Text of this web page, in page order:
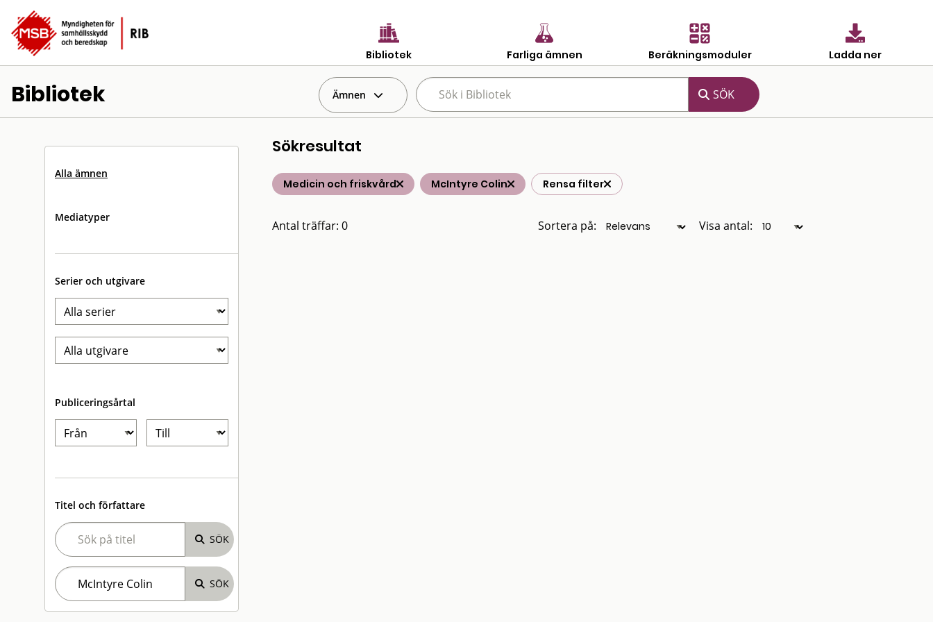
Bibliotek Farliga ämnen Beräkningsmoduler Ladda ner
Bibliotek Ämnen
Alla ämnen
Mediatyper
Serier och utgivare
Publiceringsårtal
Titel och författare
Sökresultat
Medicin och friskvård McIntyre Colin Rensa filter
Antal träffar: 0 Sortera på: Visa antal: